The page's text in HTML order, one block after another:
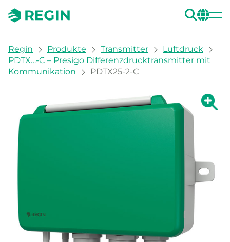
You are here:
Regin Produkte Transmitter
Luftdruck
PDTX…-C – Presigo Differenzdrucktransmitter mit
Kommunikation
PDTX25-2-C
Zeige